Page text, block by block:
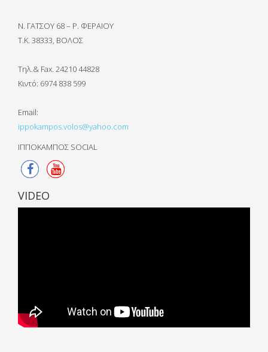
Ν. ΓΑΤΣΟΥ 68 – Ρ. ΦΕΡΑΙΟΥ
Τ.Κ. 38333, ΒΟΛΟΣ
Τηλ.& Fax. 24210 44828
Κιντό: 6974 838 599
Email:
ippokampos.volos@yahoo.com
ΙΠΠΟΚΑΜΠΟΣ SOCIAL
VIDEO